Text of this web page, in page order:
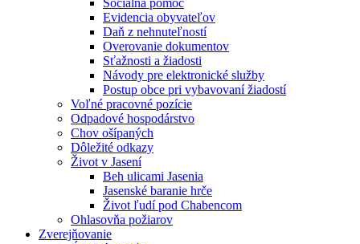
Sociálna pomoc
Evidencia obyvateľov
Daň z nehnuteľností
Overovanie dokumentov
Sťažnosti a žiadosti
Návody pre elektronické služby
Postup obce pri vybavovaní žiadostí
Voľné pracovné pozície
Odpadové hospodárstvo
Chov ošípaných
Dôležité odkazy
Život v Jasení
Beh ulicami Jasenia
Jasenské baranie hrče
Život ľudí pod Chabencom
Ohlasovňa požiarov
Zverejňovanie